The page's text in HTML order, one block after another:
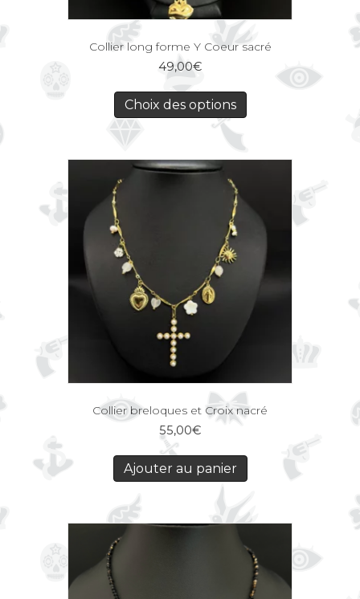
Collier long forme Y Coeur sacré
49,00€
Choix des options
Collier breloques et Croix nacré
55,00€
Ajouter au panier